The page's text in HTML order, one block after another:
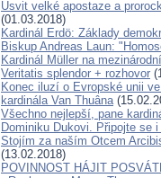
Úsvit velké apostaze a
(01.03.2018)
Kardinál Erdö: Základy
Biskup Andreas Laun:
Kardinál Müller na
Veritatis splendor + rozhovor
Konec iluzí o Evropské unii
kardinála Van Thuâna
Všechno nejlepší, pane
Dominiku Dukovi. Připojte se
Stojím za naším Otcem
(13.02.2018)
POVINNOST HÁJIT